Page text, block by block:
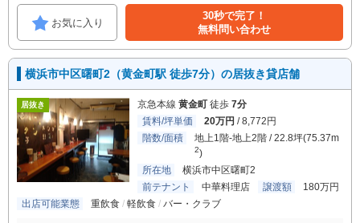
お気に入り
30秒で完了！
無料問い合わせ
横浜市中区曙町2（黄金町駅 徒歩7分）の居抜き貸店舗
居抜き 京急本線 黄金町 徒歩 7分
賃料/坪単価
20万円 / 8,772円
階数/面積
地上1階-地上2階 / 22.8坪(75.37m
2)
所在地
横浜市中区曙町2
前テナント
中華料理店 譲渡額
180万円
出店可能業態
重飲食 軽飲食 バー・クラブ